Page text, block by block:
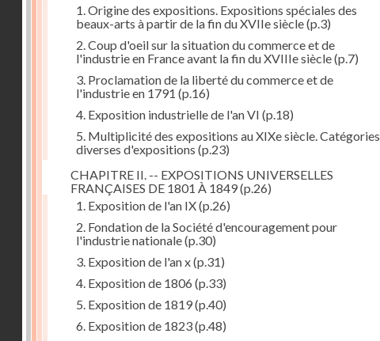
1. Origine des expositions. Expositions spéciales des
beaux-arts à partir de la fin du XVIIe siècle(p.3)
2. Coup d'oeil sur la situation du commerce et de
l'industrie en France avant la fin du XVIIIe siècle(p.7)
3. Proclamation de la liberté du commerce et de
l'industrie en 1791 (p.16)
4. Exposition industrielle de l'an VI (p.18)
5. Multiplicité des expositions au XIXe siècle. Catégories
diverses d'expositions (p.23)
CHAPITRE II. -- EXPOSITIONS UNIVERSELLES
FRANÇAISES DE 1801 À 1849(p.26)
1. Exposition de l'an IX(p.26)
2. Fondation de la Société d'encouragement pour
l'industrie nationale(p.30)
3. Exposition de l'an x(p.31)
4. Exposition de 1806 (p.33)
5. Exposition de 1819(p.40)
6. Exposition de 1823(p.48)